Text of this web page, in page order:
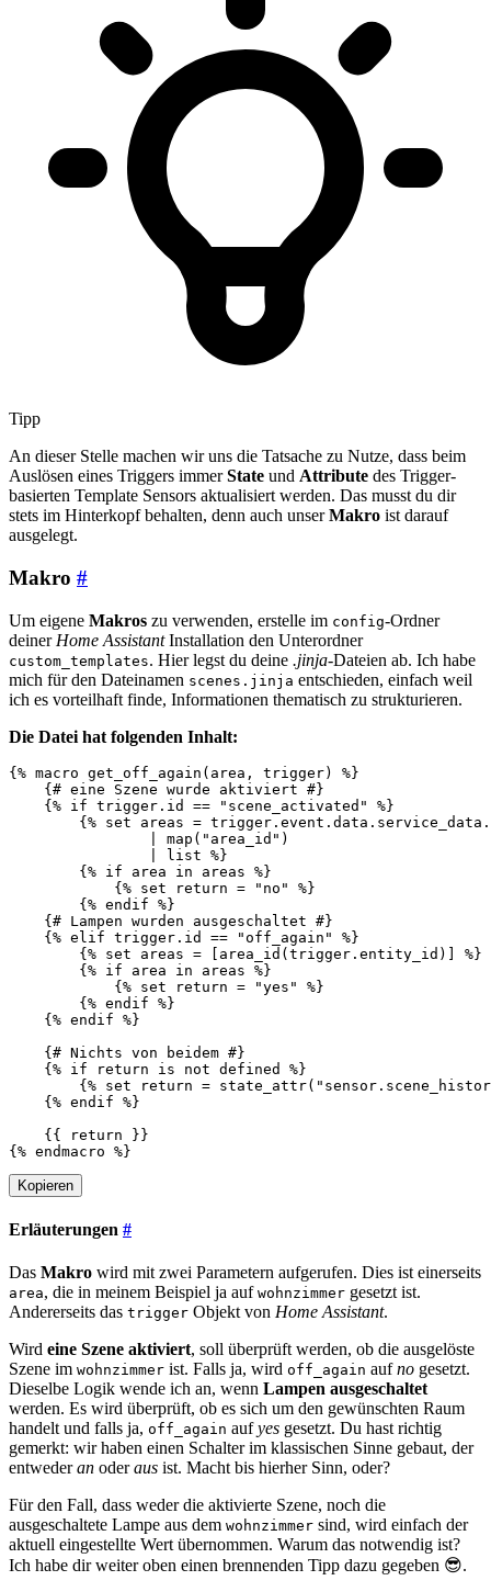
Tipp
An dieser Stelle machen wir uns die Tatsache zu Nutze, dass beim
Auslösen eines Triggers immerState und Attribute des Trigger-
basierten Template Sensors aktualisiert werden. Das musst du dir
stets im Hinterkopf behalten, denn auch unserMakro ist darauf
ausgelegt.
Makro #
Um eigene Makros zu verwenden, erstelle im config-Ordner
deiner Home AssistantInstallation den Unterordner
custom_templates. Hier legst du deine .jinja-Dateien ab. Ich habe
mich für den Dateinamen scenes.jinja entschieden, einfach weil
ich es vorteilhaft finde, Informationen thematisch zu strukturieren.
Die Datei hat folgenden Inhalt:
{% macro get_off_again ( area , trigger)
%}
{# eine Szene wurde aktiviert #}
{% if trigger.id == "scene_activated"
%}
{% set areas =
map ( "area_id" )
list %}
{% if area in areas %}
{% set return = "no"
%}
{% endif %}
{# Lampen wurden ausgeschaltet #}
{% elif trigger.id == "off_again"
%}
{% set areas = [ area_id (trigger.entity_id )]
%}
{% if area in areas %}
{% set return = "yes"
%}
{% endif %}
{% endif %}
{# Nichts von beidem #}
{% if return is not defined
%}
{% set return = state_attr(
{% endif %}
{{
return
}}
{% endmacro %}
Kopieren
Erläuterungen #
Das Makro wird mit zwei Parametern aufgerufen. Dies ist einerseits
area, die in meinem Beispiel ja auf wohnzimmer gesetzt ist.
Andererseits das trigger Objekt von Home Assistant.
Wird eine Szene aktiviert, soll überprüft werden, ob die ausgelöste
Szene im wohnzimmer ist. Falls ja, wird off_again aufno gesetzt.
Dieselbe Logik wende ich an, wenn Lampen ausgeschaltet
werden. Es wird überprüft, ob es sich um den gewünschten Raum
handelt und falls ja, off_again aufyes gesetzt. Du hast richtig
gemerkt: wir haben einen Schalter im klassischen Sinne gebaut, der
entwederan oderaus ist. Macht bis hierher Sinn, oder?
Für den Fall, dass weder die aktivierte Szene, noch die
ausgeschaltete Lampe aus dem wohnzimmer sind, wird einfach der
aktuell eingestellte Wert übernommen. Warum das notwendig ist?
Ich habe dir weiter oben einen brennenden Tipp dazu gegeben 😎.